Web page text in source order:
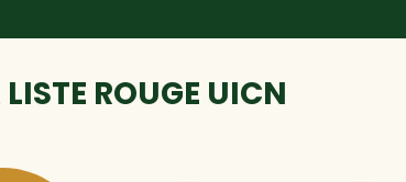
ROUGE UICN